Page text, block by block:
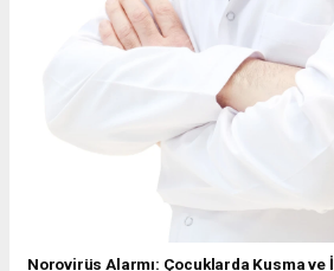
Norovirüs Alarmı: Çocuklarda Kusma ve